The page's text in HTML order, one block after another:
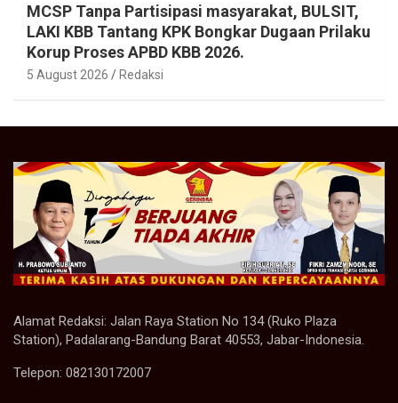
MCSP Tanpa Partisipasi masyarakat, BULSIT,
LAKI KBB Tantang KPK Bongkar Dugaan Prilaku
Korup Proses APBD KBB 2026.
5 August 2026 Redaksi
Alamat Redaksi: Jalan Raya Station No 134 (Ruko Plaza
Station), Padalarang-Bandung Barat 40553, Jabar-Indonesia.
Telepon: 082130172007